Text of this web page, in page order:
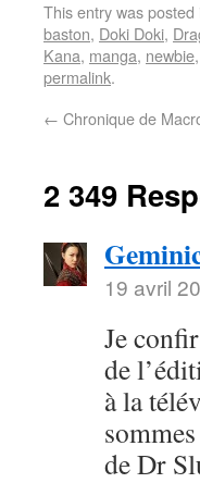
This entry was posted
baston, Doki Doki,
Kana, manga, newbie,
permalink.
← Chronique de
2 349
19 avril
Je
de
à la
de Dr